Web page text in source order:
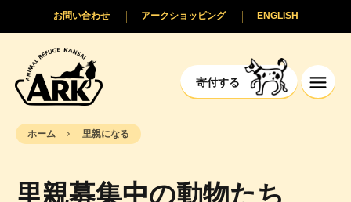
寄付する
ENGLISH
アークショッピング
お問い合わせ
ホーム 里親になる
里親募集中の動物たち